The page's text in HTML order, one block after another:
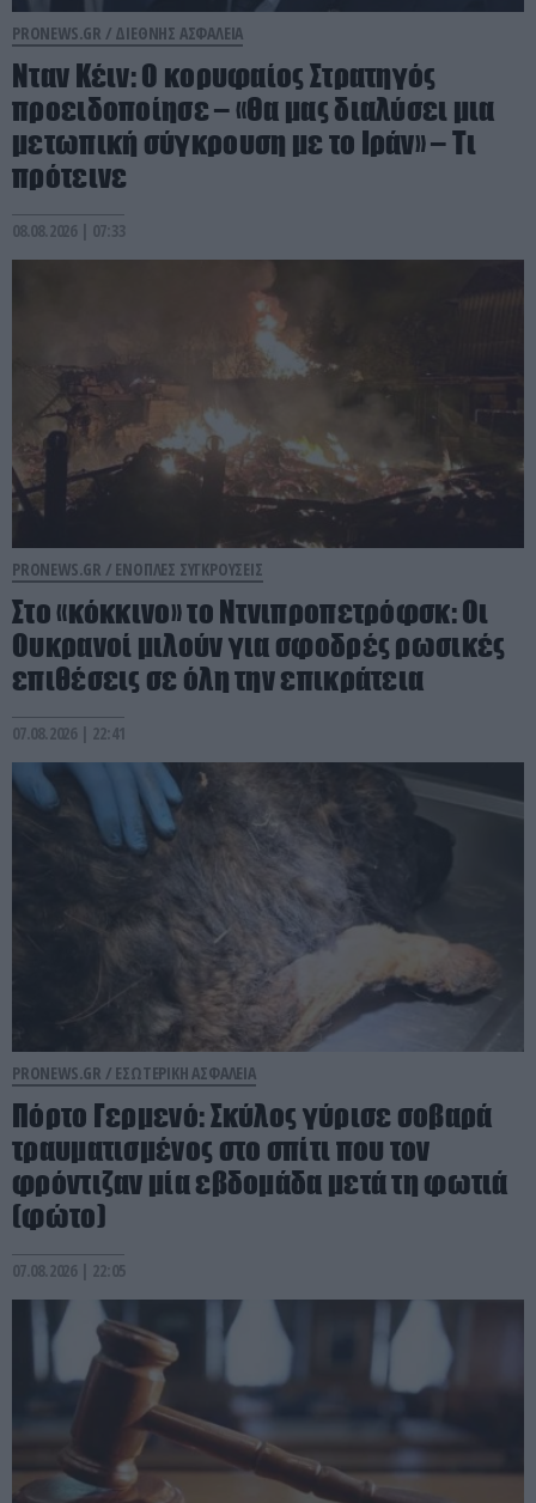
PRONEWS.GR / ΔΙΕΘΝΗΣ ΑΣΦΑΛΕΙΑ
Νταν Κέιν: Ο κορυφαίος Στρατηγός
προειδοποίησε – «Θα μας διαλύσει μια
μετωπική σύγκρουση με το Ιράν» – Τι
πρότεινε
08.08.2026 | 07:33
PRONEWS.GR / ΕΝΟΠΛΕΣ ΣΥΓΚΡΟΥΣΕΙΣ
Στο «κόκκινο» το Ντνιπροπετρόφσκ: Οι
Ουκρανοί μιλούν για σφοδρές ρωσικές
επιθέσεις σε όλη την επικράτεια
07.08.2026 | 22:41
PRONEWS.GR / ΕΣΩΤΕΡΙΚΗ ΑΣΦΑΛΕΙΑ
Πόρτο Γερμενό: Σκύλος γύρισε σοβαρά
τραυματισμένος στο σπίτι που τον
φρόντιζαν μία εβδομάδα μετά τη φωτιά
(φώτο)
07.08.2026 | 22:05